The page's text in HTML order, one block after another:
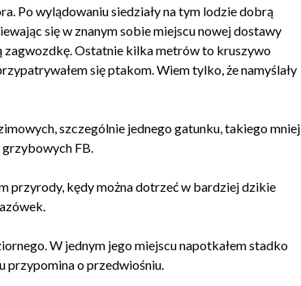
Po wylądowaniu siedziały na tym lodzie dobrą
się w znanym sobie miejscu nowej dostawy
zagwozdkę. Ostatnie kilka metrów to kruszywo
się ptakom. Wiem tylko, że namyślały
szczególnie jednego gatunku, takiego mniej
FB.
przyrody, kędy można dotrzeć w bardziej dzikie
W jednym jego miejscu napotkałem stadko
przypomina o przedwiośniu.